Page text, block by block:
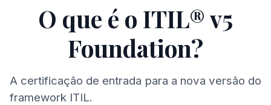
O que é o ITIL® v5
Foundation?
A certificação de entrada para a nova versão do
framework ITIL.